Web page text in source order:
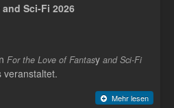
Sci-Fi 2026
For the Love of Fantasy and Sci-Fi
veranstaltet.
Mehr lesen